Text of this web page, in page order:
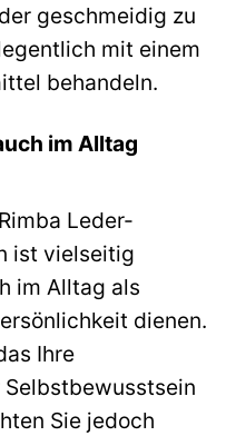
geschmeidig zu
mit einem
behandeln.
im Alltag
Leder-
ist vielseitig
im Alltag als
dienen.
Ihre
Sie jedoch